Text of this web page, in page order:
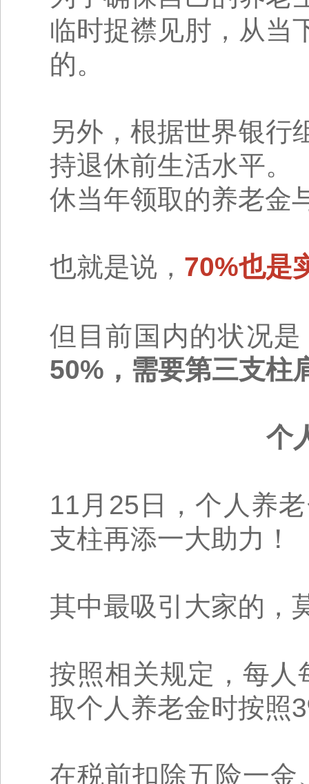
临时捉襟见肘，从当
的。
另外，根据世界银行
持退休前生活水平。
休当年领取的养老金
也就是说， 70%也是
但目前国内的状况是
50%，需要第三支柱
个
11月25日，个人养
支柱再添一大助力！
其中最吸引大家的，
按照相关规定，每
取个人养老金时按照
在税前扣除五险一